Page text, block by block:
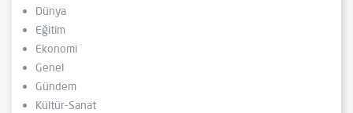
Dünya
Eğitim
Ekonomi
Genel
Gündem
Kültür-Sanat